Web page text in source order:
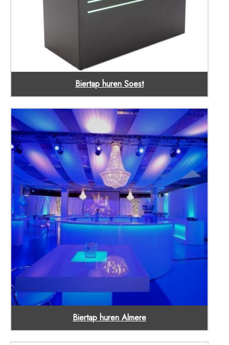
Biertap huren Soest
Biertap huren Almere